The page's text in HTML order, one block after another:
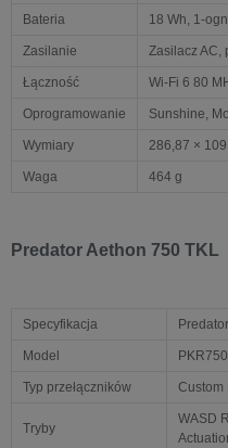
Bateria 18 Wh, 1-
Zasilanie Zasilacz AC,
Łączność Wi-Fi 6 80
Oprogramowanie Sunshine,
Wymiary 286,87 ×
Waga 464 g
Predator Aethon 750 TKL
Specyfikacja
Model PKR750
Typ przełączników Custom
Tryby
WASD